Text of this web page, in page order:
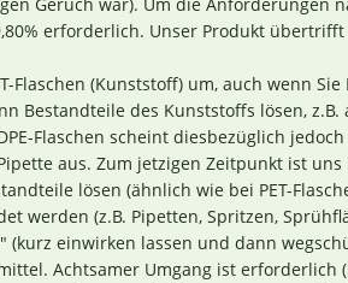
erforderlich. Unser Produkt
Flaschen (Kunststoff) um, auch wenn Sie
Bestandteile des Kunststoffs lösen,
Flaschen scheint diesbezüglich
aus. Zum jetzigen Zeitpunkt ist
lösen (ähnlich wie bei PET-
werden (z.B. Pipetten, Spritzen,
einwirken lassen und dann
Achtsamer Umgang ist erforderlich